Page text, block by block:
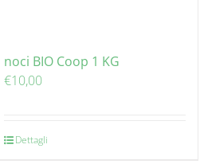
noci BIO Coop 1 KG
€10,00
Dettagli